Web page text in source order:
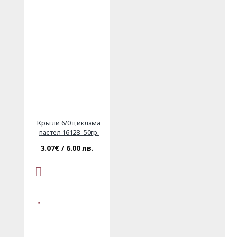
Кръгли 6/0 циклама
пастел 16128- 50гр.
3.07€ / 6.00 лв.